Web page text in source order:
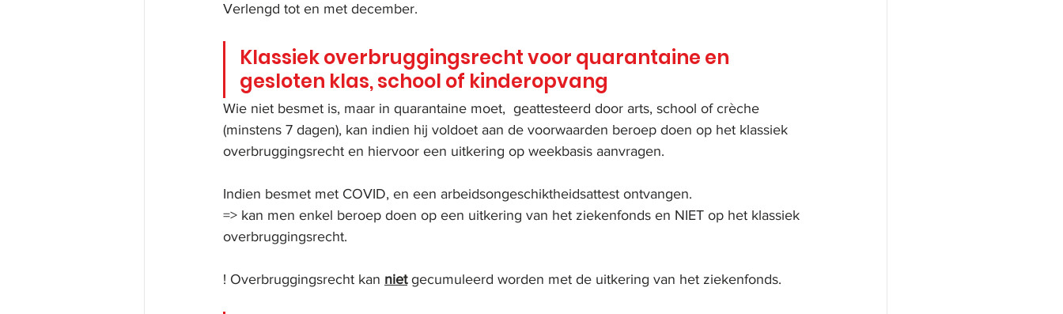
Verlengd tot en met december.
Klassiek overbruggingsrecht voor quarantaine en
gesloten klas, school of kinderopvang
Wie niet besmet is, maar in quarantaine moet,  geattesteerd door arts, school of crèche
(minstens 7 dagen), kan indien hij voldoet aan de voorwaarden beroep doen op het klassiek
overbruggingsrecht en hiervoor een uitkering op weekbasis aanvragen.
Indien besmet met COVID, en een arbeidsongeschiktheidsattest ontvangen.
=> kan men enkel beroep doen op een uitkering van het ziekenfonds en NIET op het klassiek
overbruggingsrecht.
! Overbruggingsrecht kan niet gecumuleerd worden met de uitkering van het ziekenfonds.